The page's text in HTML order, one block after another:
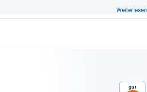
Weiterlesen
Gut